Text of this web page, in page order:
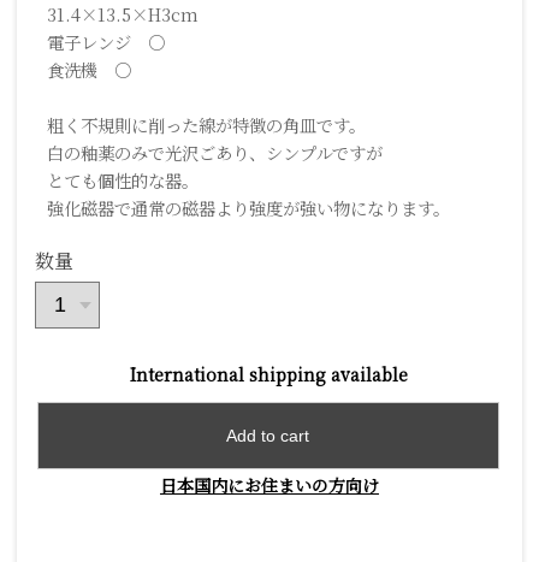
31.4×13.5×H3cm
電子レンジ ○
食洗機 ○
粗く不規則に削った線が特徴の角皿です。
白の釉薬のみで光沢ごあり、シンプルですが
とても個性的な器。
強化磁器で通常の磁器より強度が強い物になります。
数量
International shipping available
Add to cart
日本国内にお住まいの方向け